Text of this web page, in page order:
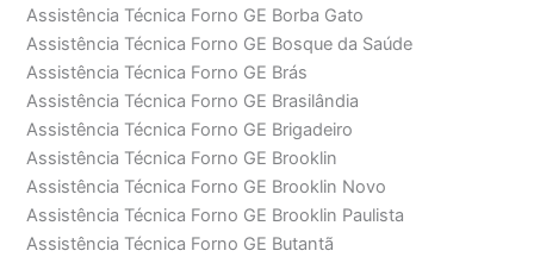
Assistência Técnica Forno GE Borba Gato
Assistência Técnica Forno GE Bosque da Saúde
Assistência Técnica Forno GE Brás
Assistência Técnica Forno GE Brasilândia
Assistência Técnica Forno GE Brigadeiro
Assistência Técnica Forno GE Brooklin
Assistência Técnica Forno GE Brooklin Novo
Assistência Técnica Forno GE Brooklin Paulista
Assistência Técnica Forno GE Butantã